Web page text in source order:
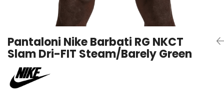
Servicii Racordare
­--
Dama
Rucsac
Sepci Padel
Pantaloni Nike Barbati RG NKCT
Slam Dri-FIT Steam/Barely Green